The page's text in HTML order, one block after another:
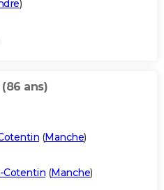
)
(86 ans)
(Manche)
Cotentin (Manche)